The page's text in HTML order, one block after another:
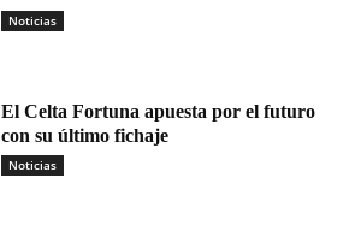
Noticias
El Celta Fortuna apuesta por el futuro
con su último fichaje
Noticias